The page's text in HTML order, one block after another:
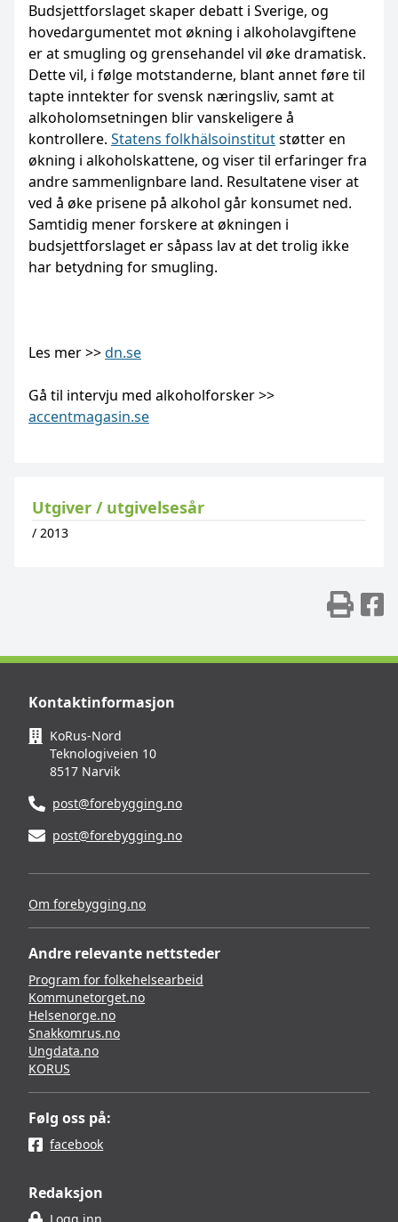
Budsjettforslaget skaper debatt i Sverige, og
hovedargumentet mot økning i alkoholavgiftene
er at smugling og grensehandel vil øke dramatisk.
Dette vil, i følge motstanderne, blant annet føre til
tapte inntekter for svensk næringsliv, samt at
alkoholomsetningen blir vanskeligere å
kontrollere. Statens folkhälsoinstitutstøtter en
økning i alkoholskattene, og viser til erfaringer fra
andre sammenlignbare land. Resultatene viser at
ved å øke prisene på alkohol går konsumet ned.
Samtidig mener forskere at økningen i
budsjettforslaget er såpass lav at det trolig ikke
har betydning for smugling.
Les mer >>dn.se
Gå til intervju med alkoholforsker >>
accentmagasin.se
Utgiver / utgivelsesår
/ 2013
Kontaktinformasjon
KoRus-Nord
Teknologiveien 10
8517 Narvik
post@forebygging.no
post@forebygging.no
Om forebygging.no
Andre relevante nettsteder
Program for folkehelsearbeid
Kommunetorget.no
Helsenorge.no
Snakkomrus.no
Ungdata.no
KORUS
Følg oss på:
facebook
Redaksjon